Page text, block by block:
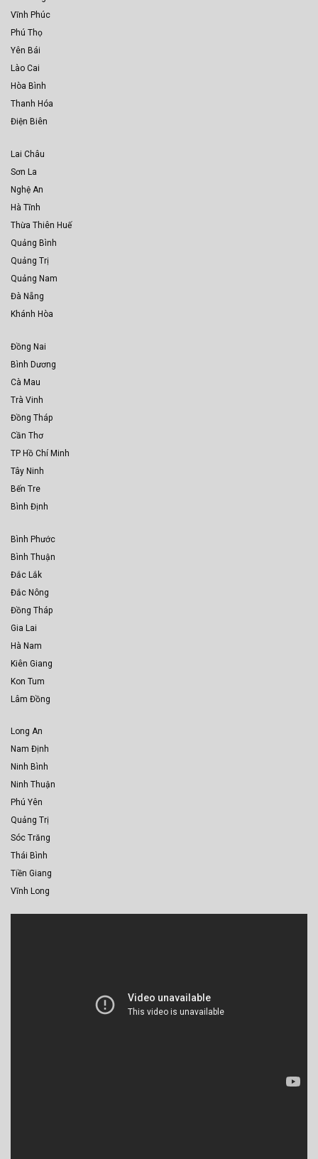
Vĩnh Phúc
Phú Thọ
Yên Bái
Lào Cai
Hòa Bình
Thanh Hóa
Điện Biên
Lai Châu
Sơn La
Nghệ An
Hà Tĩnh
Thừa Thiên Huế
Quảng Bình
Quảng Trị
Quảng Nam
Đà Nẵng
Khánh Hòa
Đồng Nai
Bình Dương
Cà Mau
Trà Vinh
Đồng Tháp
Cần Thơ
TP Hồ Chí Minh
Tây Ninh
Bến Tre
Bình Định
Bình Phước
Bình Thuận
Đắc Lắk
Đắc Nông
Đồng Tháp
Gia Lai
Hà Nam
Kiên Giang
Kon Tum
Lâm Đồng
Long An
Nam Định
Ninh Bình
Ninh Thuận
Phú Yên
Quảng Trị
Sóc Trăng
Thái Bình
Tiền Giang
Vĩnh Long